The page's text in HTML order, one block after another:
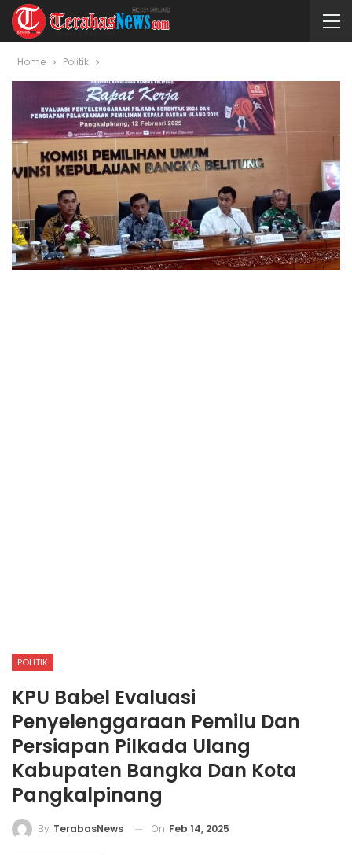
Home Politik
POLITIK
KPU Babel Evaluasi
Penyelenggaraan Pemilu Dan
Persiapan Pilkada Ulang
Kabupaten Bangka Dan Kota
Pangkalpinang
By TerabasNews On Feb 14, 2025